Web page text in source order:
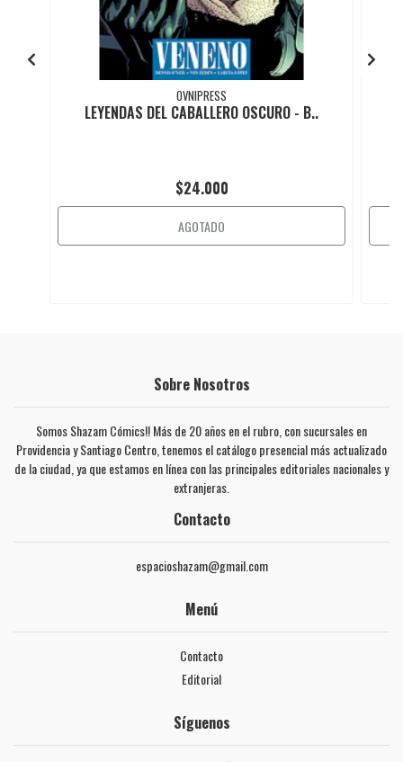
OVNIPRESS
LEYENDAS DEL CABALLERO OSCURO - B..
$24.000
AGOTADO
Sobre Nosotros
Somos Shazam Cómics!! Más de 20 años en el rubro, con sucursales en
Providencia y Santiago Centro, tenemos el catálogo presencial más actualizado
de la ciudad, ya que estamos en línea con las principales editoriales nacionales y
extranjeras.
Contacto
espacioshazam@gmail.com
Menú
Contacto
Editorial
Síguenos